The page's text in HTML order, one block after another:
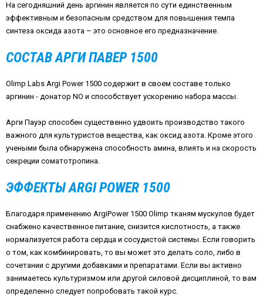
На сегодняшний день аргинин является по сути единственным
эффективным и безопасным средством для повышения темпа
синтеза оксида азота – это основное его предназначение.
СОСТАВ АРГИ ПАВЕР 1500
Olimp Labs Argi Power 1500 содержит в своем составе только
аргинин - донатор NO и способствует ускорению набора массы.
Арги Пауэр способен существенно удвоить производство такого
важного для культуристов вещества, как оксид азота. Кроме этого
учеными была обнаружена способность амина, влиять и на скорость
секреции соматотропина.
ЭФФЕКТЫ ARGI POWER 1500
Благодаря применению ArgiPower 1500 Olimp тканям мускулов будет
снабжено качественное питание, снизится кислотность, а также
нормализуется работа сердца и сосудистой системы. Если говорить
о том, как комбинировать, то вы может это делать соло, либо в
сочетании с другими добавками и препаратами. Если вы активно
занимаетесь культуризмом или другой силовой дисциплиной, то вам
определенно следует попробовать такой курс.